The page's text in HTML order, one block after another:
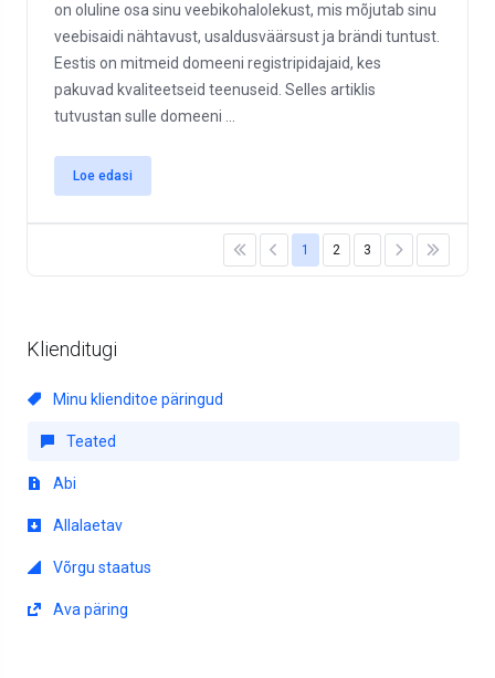
Klienditugi
Minu klienditoe päringud
Teated
Abi
Allalaetav
Võrgu staatus
Ava päring
on oluline osa sinu veebikohalolekust, mis mõjutab sinu
veebisaidi nähtavust, usaldusväärsust ja brändi tuntust.
Eestis on mitmeid domeeni registripidajaid, kes
pakuvad kvaliteetseid teenuseid. Selles artiklis
tutvustan sulle domeeni ...
Loe edasi
1 2 3